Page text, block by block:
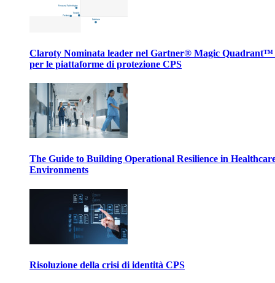
Claroty Nominata leader nel Gartner® Magic Quadrant™
per le piattaforme di protezione CPS
The Guide to Building Operational Resilience in
Environments
Risoluzione della crisi di identità CPS